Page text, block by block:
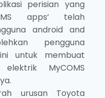
perisian yang
apps’ telah
android and
pengguna
untuk membuat
MyCOMS
urusan Toyota